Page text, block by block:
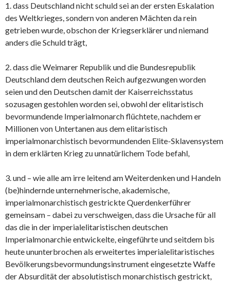
1. dass Deutschland nicht schuld sei an der ersten Eskalation
des Weltkrieges, sondern von anderen Mächten da rein
getrieben wurde, obschon der Kriegserklärer und niemand
anders die Schuld trägt,
2. dass die Weimarer Republik und die Bundesrepublik
Deutschland dem deutschen Reich aufgezwungen worden
seien und den Deutschen damit der Kaiserreichsstatus
sozusagen gestohlen worden sei, obwohl der elitaristisch
bevormundende Imperialmonarch flüchtete, nachdem er
Millionen von Untertanen aus dem elitaristisch
imperialmonarchistisch bevormundenden Elite-Sklavensystem
in dem erklärten Krieg zu unnatürlichem Tode befahl,
3. und – wie alle am irre leitend am Weiterdenken und Handeln
(be)hindernde unternehmerische, akademische,
imperialmonarchistisch gestrickte Querdenkerführer
gemeinsam – dabei zu verschweigen, dass die Ursache für all
das die in der imperialelitaristischen deutschen
Imperialmonarchie entwickelte, eingeführte und seitdem bis
heute ununterbrochen als erweitertes imperialelitaristisches
Bevölkerungsbevormundungsinstrument eingesetzte Waffe
der Absurdität der absolutistisch monarchistisch gestrickt,